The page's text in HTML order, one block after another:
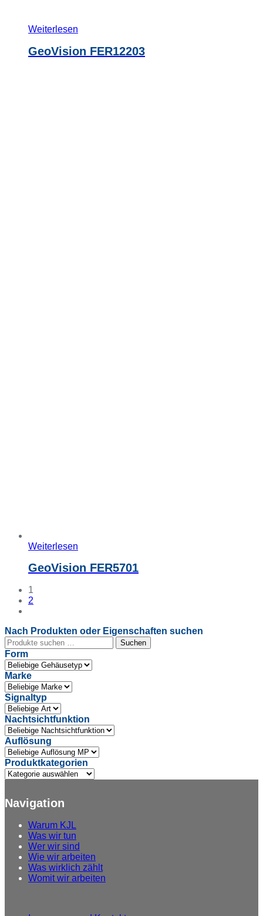
Weiterlesen
GeoVision FER12203
Weiterlesen
GeoVision FER5701
1
2
Nach Produkten oder Eigenschaften suchen
Suchen
nach:
Suchen
Form
Marke
Signaltyp
Nachtsichtfunktion
Auflösung
Produktkategorien
Navigation
Warum KJL
Was wir tun
Wer wir sind
Wie wir arbeiten
Was wirklich zählt
Womit wir arbeiten